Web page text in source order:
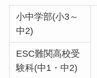
小中学部(小3～
中2)
ESC難関高校受
験科(中1・中2)